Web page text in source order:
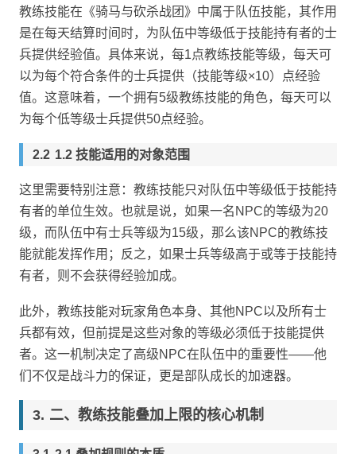
教练技能在《骑马与砍杀战团》中属于队伍技能，其作用
是在每天结算时间时，为队伍中等级低于技能持有者的士
兵提供经验值。具体来说，每1点教练技能等级，每天可
以为每个符合条件的士兵提供（技能等级×10）点经验
值。这意味着，一个拥有5级教练技能的角色，每天可以
为每个低等级士兵提供50点经验。
1.2 技能适用的对象范围
这里需要特别注意：教练技能只对队伍中等级低于技能持
有者的单位生效。也就是说，如果一名NPC的等级为20
级，而队伍中有士兵等级为15级，那么该NPC的教练技
能就能发挥作用；反之，如果士兵等级高于或等于技能持
有者，则不会获得经验加成。
此外，教练技能对玩家角色本身、其他NPC以及所有士
兵都有效，但前提是这些对象的等级必须低于技能提供
者。这一机制决定了高级NPC在队伍中的重要性——他
们不仅是战斗力的保证，更是部队成长的加速器。
二、教练技能叠加上限的核心机制